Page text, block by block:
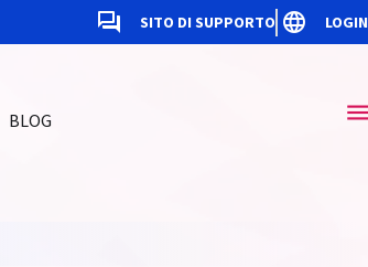
SITO DI SUPPORTO LOGIN
BLOG